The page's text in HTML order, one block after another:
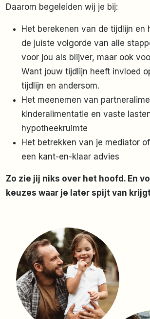
Daarom begeleiden wij je bij:
Het berekenen van de tijdlijn en
de juiste volgorde van alle
voor jou als blijver, maar ook
Want jouw tijdlijn heeft invloed
tijdlijn en andersom.
Het meenemen van
kinderalimentatie en vaste
hypotheekruimte
Het betrekken van je mediator
een kant-en-klaar advies
Zo zie jij niks over het hoofd. En
keuzes waar je later spijt van